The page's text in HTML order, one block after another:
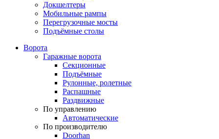
Докшелтеры
Мобильные рампы
Перегрузочные мосты
Подъёмные столы
Ворота
Гаражные ворота
Секционные
Подъёмные
Рулонные, ролетные
Распашные
Раздвижные
По управлению
Автоматические
По производителю
Doorhan